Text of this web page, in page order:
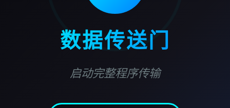
数据传送门
启动完整程序传输